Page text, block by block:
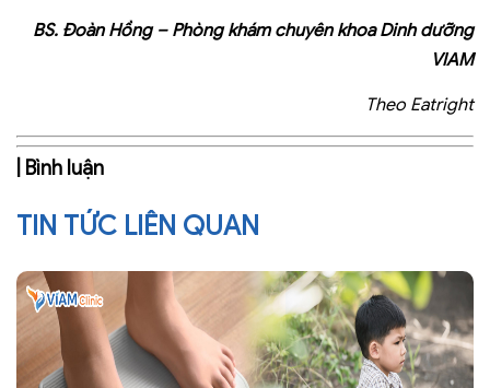
BS. Đoàn Hồng – Phòng khám chuyên khoa Dinh dưỡng
VIAM
Theo Eatright
| Bình luận
TIN TỨC LIÊN QUAN